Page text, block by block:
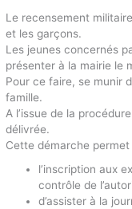
Le recensement
et les garçons.
Les jeunes concernés
présenter à la mairie le
Pour ce faire, se munir
famille.
A l’issue de la
délivrée.
Cette démarche permet
l’inscription aux
contrôle de
d’assister à la